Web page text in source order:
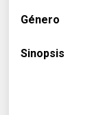
Género
Sinopsis